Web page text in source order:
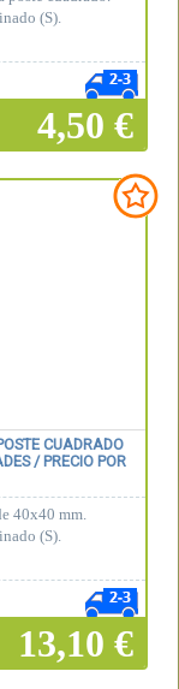
(S).
4,50 €
CUADRADO
/ PRECIO POR
40x40 mm.
(S).
13,10 €